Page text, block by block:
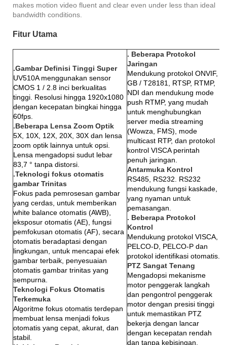
makes motion video fluent and clear even under less than ideal
bandwidth conditions.
Fitur Utama
.Gambar Definisi Tinggi Super
UV510A menggunakan sensor
CMOS 1 / 2.8 inci berkualitas
tinggi. Resolusi hingga 1920x1080
dengan kecepatan bingkai hingga
60fps.
.Beberapa Lensa Zoom Optik
5X, 10X, 12X, 20X, 30X dan lensa
zoom optik lainnya untuk opsi.
Lensa mengadopsi sudut lebar
83,7 ° tanpa distorsi.
.Teknologi fokus otomatis
gambar Trinitas
Fokus pada pemrosesan gambar
yang cerdas, untuk memberikan
white balance otomatis (AWB),
eksposur otomatis (AE), fungsi
pemfokusan otomatis (AF), secara
otomatis beradaptasi dengan
lingkungan, untuk mencapai efek
gambar terbaik, penyesuaian
otomatis gambar trinitas yang
sempurna.
Teknologi Fokus Otomatis
Terkemuka
Algoritme fokus otomatis terdepan
membuat lensa menjadi fokus
otomatis yang cepat, akurat, dan
stabil.
. Beberapa Protokol
Jaringan
Mendukung protokol ONVIF,
GB / T28181, RTSP, RTMP,
NDI dan mendukung mode
push RTMP, yang mudah
untuk menghubungkan
server media streaming
(Wowza, FMS), mode
multicast RTP, dan protokol
kontrol VISCA perintah
penuh jaringan.
Antarmuka Kontrol
RS485, RS232. RS232
mendukung fungsi kaskade,
yang nyaman untuk
pemasangan.
. Beberapa Protokol
Kontrol
Mendukung protokol VISCA,
PELCO-D, PELCO-P dan
protokol identifikasi otomatis.
PTZ Sangat Tenang
Mengadopsi mekanisme
motor penggerak langkah
dan pengontrol penggerak
motor dengan presisi tinggi
untuk memastikan PTZ
bekerja dengan lancar
dengan kecepatan rendah
dan tanpa kebisingan.